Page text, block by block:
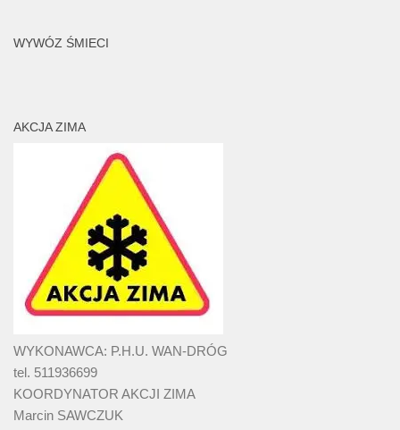
WYWÓZ ŚMIECI
AKCJA ZIMA
WYKONAWCA: P.H.U. WAN-DRÓG
tel. 511936699
KOORDYNATOR AKCJI ZIMA
Marcin SAWCZUK